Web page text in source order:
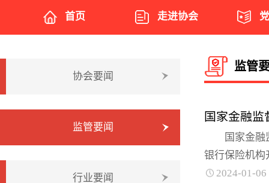
首页 走进协会
协会要闻
监管要闻
行业要闻
监管
国家金融
国家金融监
银行保险机构
2024-01-06